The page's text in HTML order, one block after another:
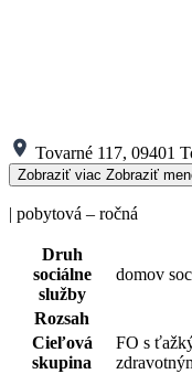
Tovarné 117, 09401
Zobraziť viac Zobraziť
| pobytová – ročná
Druh
sociálne
služby
domov
Rozsah
Cieľová
skupina
FO s